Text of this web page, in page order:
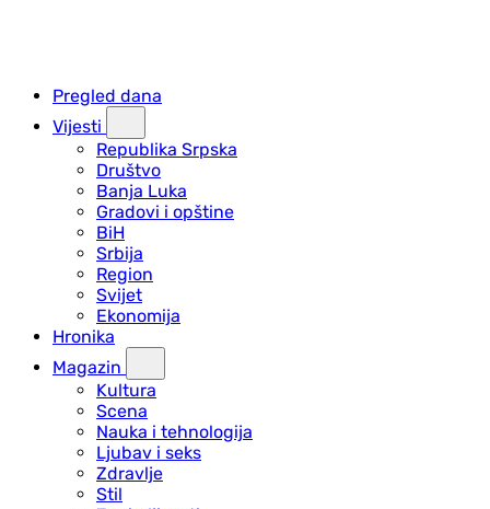
Pregled dana
Vijesti
Republika Srpska
Društvo
Banja Luka
Gradovi i opštine
BiH
Srbija
Region
Svijet
Ekonomija
Hronika
Magazin
Kultura
Scena
Nauka i tehnologija
Ljubav i seks
Zdravlje
Stil